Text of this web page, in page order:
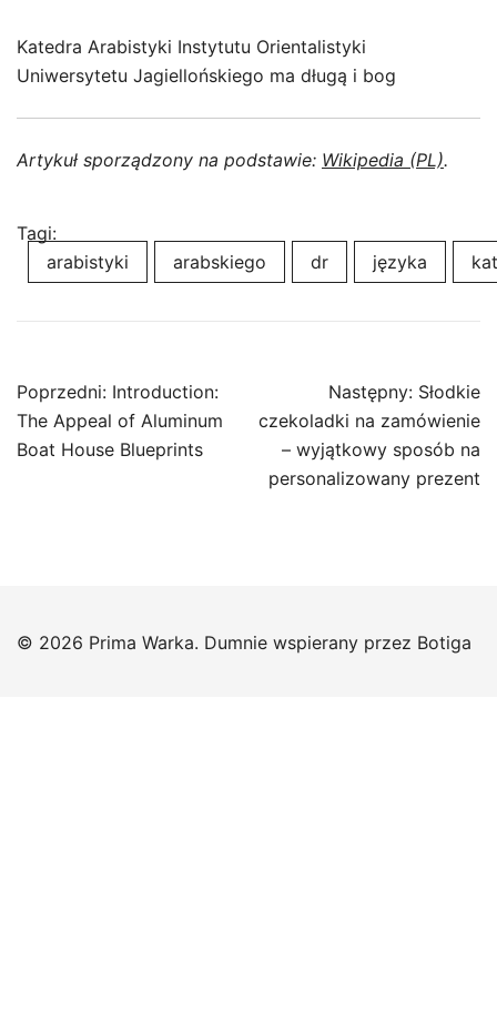
Katedra Arabistyki Instytutu Orientalistyki
Uniwersytetu Jagiellońskiego ma długą i bog
Artykuł sporządzony na podstawie: Wikipedia (PL).
Tagi:
arabistyki
arabskiego dr języka
Nawigacja
wpisu
Poprzedni: Introduction:
The Appeal of Aluminum
Boat House Blueprints
Następny: Słodkie
czekoladki na zamówienie
– wyjątkowy sposób na
personalizowany prezent
© 2026 Prima Warka. Dumnie wspierany przez Botiga